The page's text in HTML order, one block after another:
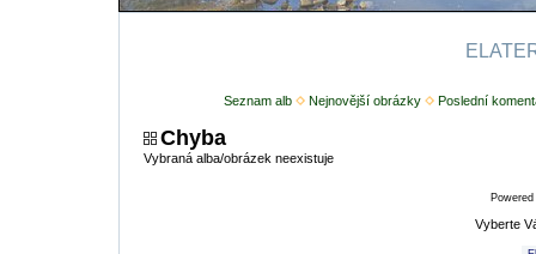
Seznam alb Nejnovější obrázky Poslední
Chyba
Vybraná alba/obrázek neexistuje
Vyberte